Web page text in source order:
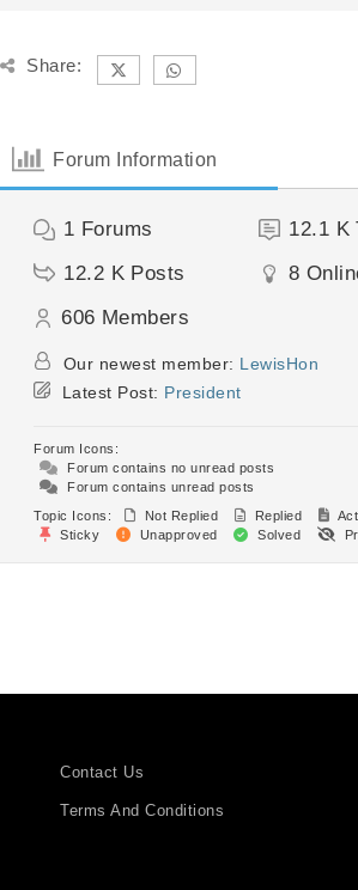
Share:
Forum Information
1 Forums 12.1 K
12.2 K Posts 8
606 Members
Our newest member: LewisHon
Latest Post: President
Forum Icons:
Forum contains no unread posts
Forum contains unread posts
Topic Icons:
Not Replied Replied
Sticky
Unapproved Solved
Contact Us
Terms And Conditions